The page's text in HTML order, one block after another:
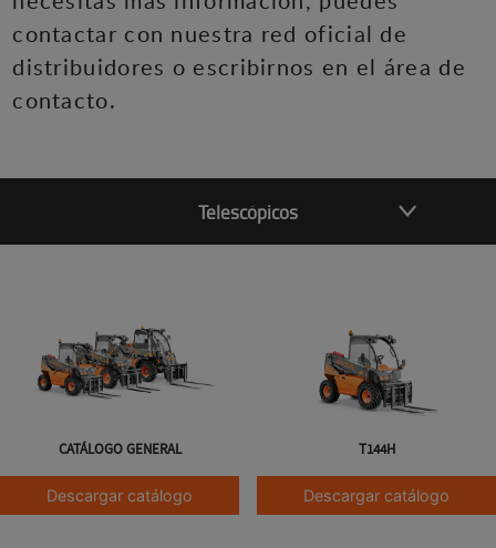
contactar con nuestra red oficial de
distribuidores o escribirnos en el área de
contacto.
Telescópicos
CATÁLOGO GENERAL
Descargar catálogo
T144H
Descargar catálogo